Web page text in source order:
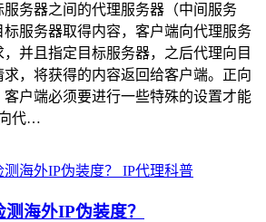
务器之间的代理服务器（中间服务
服务器取得内容，客户端向代理服务
并且指定目标服务器，之后代理向目
，将获得的内容返回给客户端。正向
户端必须要进行一些特殊的设置才能
代…
IP代理科普
海外IP伪装度？